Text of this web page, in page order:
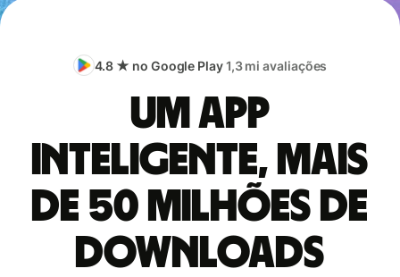
4.8 ★ no Google Play1,3 mi avaliações
Um app
inteligente, mais
de 50 milhões de
downloads